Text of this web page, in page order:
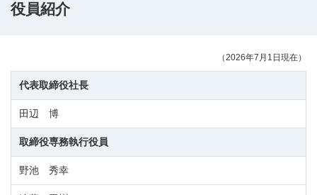
役員紹介
（2026年7月1日現在）
代表取締役社長
田辺 博
取締役専務執行役員
野池 秀幸